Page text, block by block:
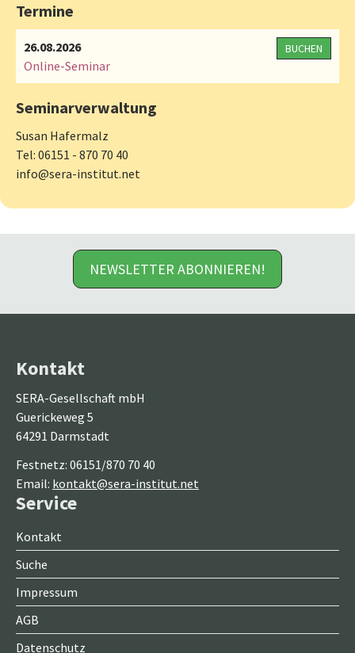
Termine
BUCHEN
26.08.2026
Online-Seminar
Seminarverwaltung
Susan Hafermalz
Tel: 06151 - 870 70 40
info@sera-institut.net
NEWSLETTER ABONNIEREN!
Kontakt
SERA-Gesellschaft mbH
Guerickeweg 5
64291 Darmstadt
Festnetz: 06151/870 70 40
Email: kontakt@sera-institut.net
Service
Kontakt
Suche
Impressum
AGB
Datenschutz